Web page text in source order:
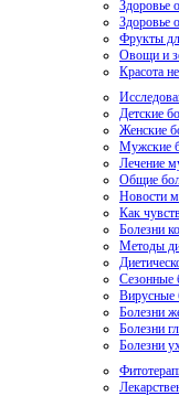
Здоровье
Здоровье
Фрукты
Овощи и
Красота
Детские
Женские
Мужские
Лечение
Общие
Новости
Как
Болезни
Методы
Сезонные
Вирусные
Болезни
Болезни
Болезни